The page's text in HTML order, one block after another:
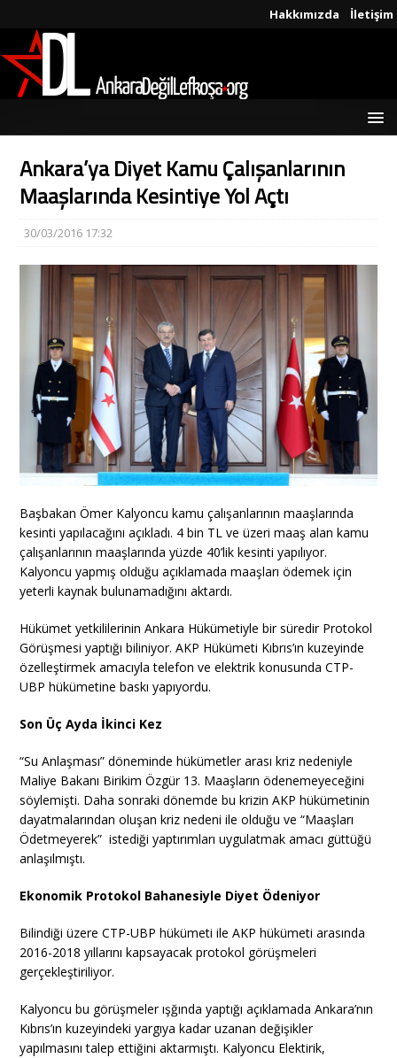
Hakkımızda İletişim
Ankara’ya Diyet Kamu Çalışanlarının
Maaşlarında Kesintiye Yol Açtı
30/03/2016 17:32
Başbakan Ömer Kalyoncu kamu çalışanlarının maaşlarında
kesinti yapılacağını açıkladı. 4 bin TL ve üzeri maaş alan kamu
çalışanlarının maaşlarında yüzde 40’lik kesinti yapılıyor.
Kalyoncu yapmış olduğu açıklamada maaşları ödemek için
yeterli kaynak bulunamadığını aktardı.
Hükümet yetkililerinin Ankara Hükümetiyle bir süredir Protokol
Görüşmesi yaptığı biliniyor. AKP Hükümeti Kıbrıs’ın kuzeyinde
özelleştirmek amacıyla telefon ve elektrik konusunda CTP-
UBP hükümetine baskı yapıyordu.
Son Üç Ayda İkinci Kez
“Su Anlaşması” döneminde hükümetler arası kriz nedeniyle
Maliye Bakanı Birikim Özgür 13. Maaşların ödenemeyeceğini
söylemişti. Daha sonraki dönemde bu krizin AKP hükümetinin
dayatmalarından oluşan kriz nedeni ile olduğu ve “Maaşları
Ödetmeyerek” istediği yaptırımları uygulatmak amacı güttüğü
anlaşılmıştı.
Ekonomik Protokol Bahanesiyle Diyet Ödeniyor
Bilindiği üzere CTP-UBP hükümeti ile AKP hükümeti arasında
2016-2018 yıllarını kapsayacak protokol görüşmeleri
gerçekleştiriliyor.
Kalyoncu bu görüşmeler ışğında yaptığı açıklamada Ankara’nın
Kıbrıs’ın kuzeyindeki yargıya kadar uzanan değişikler
yapılmasını talep ettiğini aktarmıştı. Kalyoncu Elektirik,